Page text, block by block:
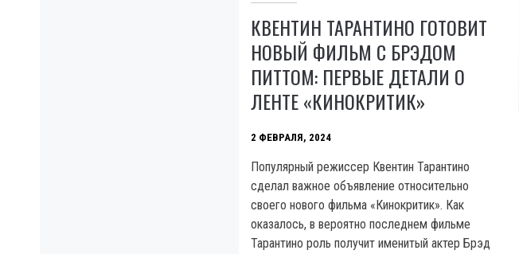
КВЕНТИН ТАРАНТИНО ГОТОВИТ
НОВЫЙ ФИЛЬМ С БРЭДОМ
ПИТТОМ: ПЕРВЫЕ ДЕТАЛИ О
ЛЕНТЕ «КИНОКРИТИК»
2 ФЕВРАЛЯ, 2024
Популярный режиссер Квентин Тарантино
сделал важное объявление относительно
своего нового фильма «Кинокритик». Как
оказалось, в вероятно последнем фильме
Тарантино роль получит именитый актер Брэд